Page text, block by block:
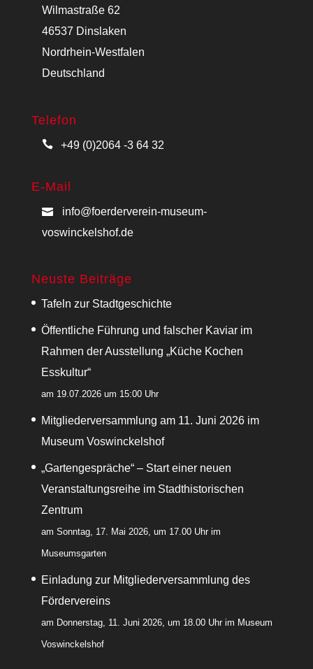
Wilmastraße 62
46537 Dinslaken
Nordrhein-Westfalen
Deutschland
Telefon
+49 (0)2064 -3 64 32
E-Mail
info@foerderverein-museum-
voswinckelshof.de
Neuste Beiträge
Tafeln zur Stadtgeschichte
Öffentliche Führung und falscher Kaviar im
Rahmen der Ausstellung „Küche Kochen
Esskultur“
am 19.07.2026 um 15:00 Uhr
Mitgliederversammlung am 11. Juni 2026 im
Museum Voswinckelshof
„Gartengespräche“ – Start einer neuen
Veranstaltungsreihe im Stadthistorischen
Zentrum
am Sonntag, 17. Mai 2026, um 17.00 Uhr im
Museumsgarten
Einladung zur Mitgliederversammlung des
Fördervereins
am Donnerstag, 11. Juni 2026, um 18.00 Uhr im Museum
Voswinckelshof